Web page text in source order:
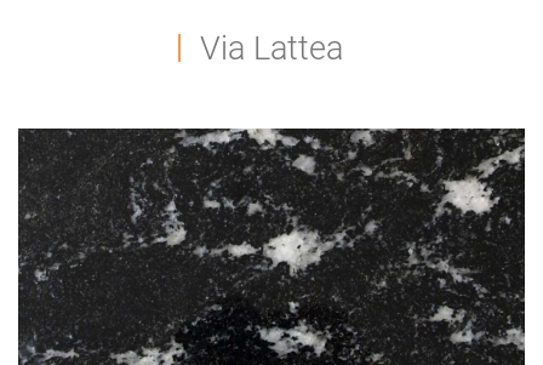
Via Lattea